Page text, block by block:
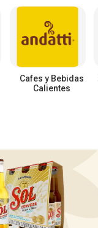
Cafes y Bebidas
Calientes